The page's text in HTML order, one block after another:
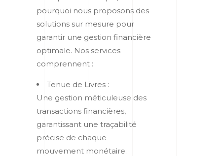
pourquoi nous proposons des
solutions sur mesure pour
garantir une gestion financière
optimale. Nos services
comprennent :
Tenue de Livres :
Une gestion méticuleuse des
transactions financières,
garantissant une traçabilité
précise de chaque
mouvement monétaire.